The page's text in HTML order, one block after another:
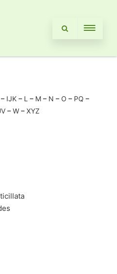
IJK– L – M– N – O – PQ –
– W– XYZ